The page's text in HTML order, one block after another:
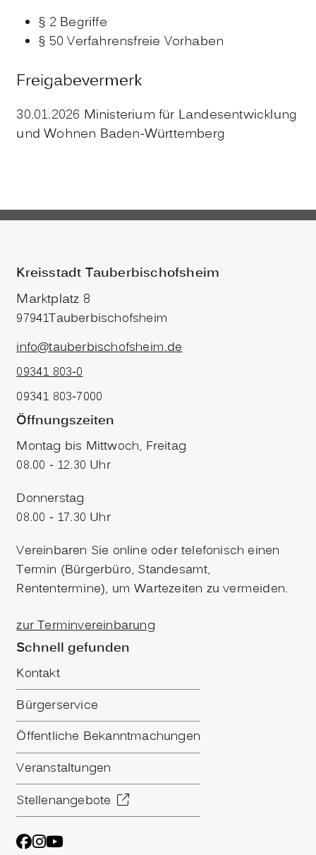
§ 2 Begriffe
§ 50 Verfahrensfreie Vorhaben
Freigabevermerk
30.01.2026 Ministerium für Landesentwicklung
und Wohnen Baden-Württemberg
Kreisstadt Tauberbischofsheim
Marktplatz 8
97941Tauberbischofsheim
info@tauberbischofsheim.de
09341 803-0
09341 803-7000
Öffnungszeiten
Montag bis Mittwoch, Freitag
08.00 - 12.30 Uhr
Donnerstag
08.00 - 17.30 Uhr
Vereinbaren Sie online oder telefonisch einen
Termin (Bürgerbüro, Standesamt,
Rententermine), um Wartezeiten zu vermeiden.
zur Terminvereinbarung
Schnell gefunden
Kontakt
Bürgerservice
Öffentliche Bekanntmachungen
Veranstaltungen
Stellenangebote